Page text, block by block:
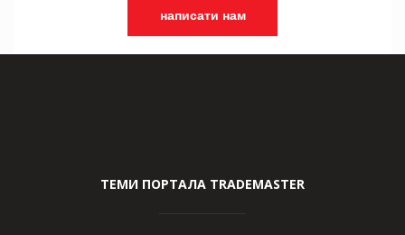
написати нам
ТЕМИ ПОРТАЛА TRADEMASTER